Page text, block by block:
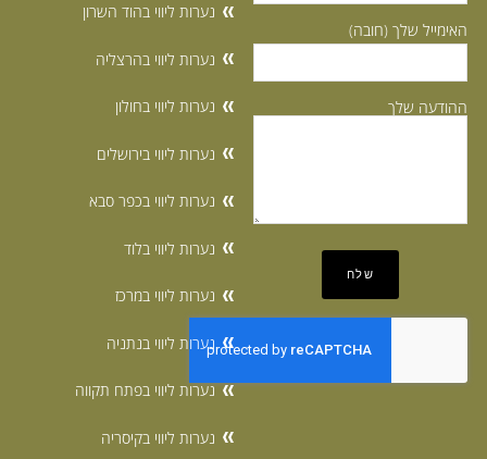
האימייל שלך (חובה)
ההודעה שלך
נערות ליווי בהוד השרון
נערות ליווי בהרצליה
נערות ליווי בחולון
נערות ליווי בירושלים
נערות ליווי בכפר סבא
נערות ליווי בלוד
נערות ליווי במרכז
נערות ליווי בנתניה
נערות ליווי בפתח תקווה
נערות ליווי בקיסריה